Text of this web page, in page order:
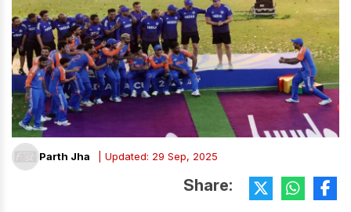
Parth Jha | Updated: 29 Sep, 2025
Share: